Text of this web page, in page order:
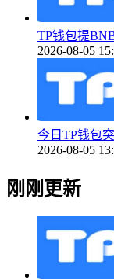
TP钱包提
2026-08-05
今日TP钱包
2026-08-05
刚刚更新